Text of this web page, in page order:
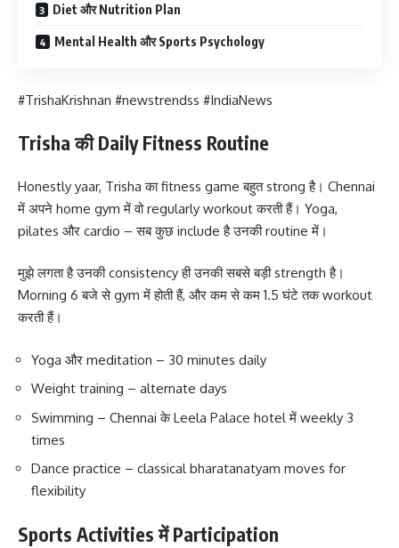
Diet और Nutrition Plan
Mental Health और Sports Psychology
#TrishaKrishnan #newstrendss #IndiaNews
Trisha की Daily Fitness Routine
Honestly yaar, Trisha का fitness game बहुत strong है। Chennai
में अपने home gym में वो regularly workout करती हैं। Yoga,
pilates और cardio – सब कुछ include है उनकी routine में।
मुझे लगता है उनकी consistency ही उनकी सबसे बड़ी strength है।
Morning 6 बजे से gym में होती हैं, और कम से कम 1.5 घंटे तक workout
करती हैं।
Yoga और meditation – 30 minutes daily
Weight training – alternate days
Swimming – Chennai के Leela Palace hotel में weekly 3
times
Dance practice – classical bharatanatyam moves for
flexibility
Sports Activities में Participation